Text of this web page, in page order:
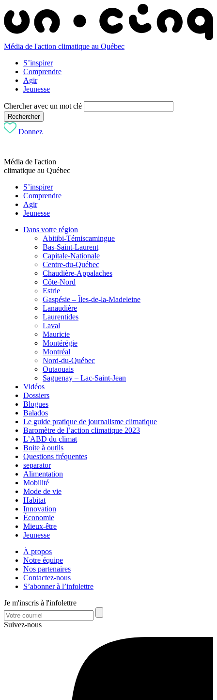
Média de l'action climatique au Québec
S’inspirer
Comprendre
Agir
Jeunesse
Chercher avec un mot clé
Rechercher
Donnez
Média de l'action
climatique au Québec
S’inspirer
Comprendre
Agir
Jeunesse
Dans votre région
Abitibi-Témiscamingue
Bas-Saint-Laurent
Capitale-Nationale
Centre-du-Québec
Chaudière-Appalaches
Côte-Nord
Estrie
Gaspésie – Îles-de-la-Madeleine
Lanaudière
Laurentides
Laval
Mauricie
Montérégie
Montréal
Nord-du-Québec
Outaouais
Saguenay – Lac-Saint-Jean
Vidéos
Dossiers
Blogues
Balados
Le guide pratique de journalisme climatique
Baromètre de l’action climatique 2023
L’ABD du climat
Boite à outils
Questions fréquentes
separator
Alimentation
Mobilité
Mode de vie
Habitat
Innovation
Économie
Mieux-être
Jeunesse
À propos
Notre équipe
Nos partenaires
Contactez-nous
S’abonner à l’infolettre
Je m'inscris à l'infolettre
Suivez-nous